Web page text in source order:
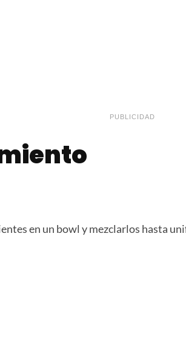
PUBLICIDAD
en un bowl y mezclarlos hasta